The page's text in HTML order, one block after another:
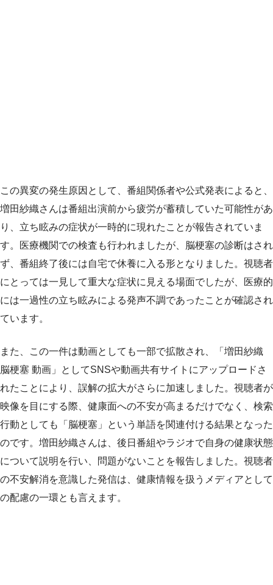
この異変の発生原因として、番組関係者や公式発表によると、
増田紗織さんは番組出演前から疲労が蓄積していた可能性があ
り、立ち眩みの症状が一時的に現れたことが報告されていま
す。医療機関での検査も行われましたが、脳梗塞の診断はされ
ず、番組終了後には自宅で休養に入る形となりました。視聴者
にとっては一見して重大な症状に見える場面でしたが、医療的
には一過性の立ち眩みによる発声不調であったことが確認され
ています。
また、この一件は動画としても一部で拡散され、「増田紗織
脳梗塞 動画」としてSNSや動画共有サイトにアップロードさ
れたことにより、誤解の拡大がさらに加速しました。視聴者が
映像を目にする際、健康面への不安が高まるだけでなく、検索
行動としても「脳梗塞」という単語を関連付ける結果となった
のです。増田紗織さんは、後日番組やラジオで自身の健康状態
について説明を行い、問題がないことを報告しました。視聴者
の不安解消を意識した発信は、健康情報を扱うメディアとして
の配慮の一環とも言えます。